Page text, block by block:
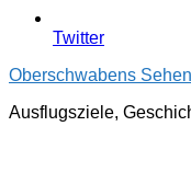
Twitter
Oberschwabens
Ausflugsziele,